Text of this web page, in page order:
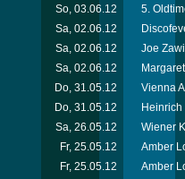
So, 03.06.12
5.
Sa, 02.06.12
Sa, 02.06.12
Joe
Sa, 02.06.12
Do, 31.05.12
Vienna
Do, 31.05.12
Sa, 26.05.12
Wiener
Fr, 25.05.12
Amber
Fr, 25.05.12
Amber